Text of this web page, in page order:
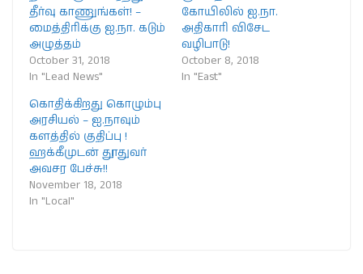
தீர்வு காணுங்கள்! –
மைத்திரிக்கு ஐ.நா. கடும்
அழுத்தம்
October 31, 2018
In "Lead News"
கோயிலில் ஐ.நா.
அதிகாரி விசேட
வழிபாடு!
October 8, 2018
In "East"
கொதிக்கிறது கொழும்பு
அரசியல் – ஐ.நாவும்
களத்தில் குதிப்பு !
ஹக்கீமுடன் தூதுவர்
அவசர பேச்சு!!
November 18, 2018
In "Local"